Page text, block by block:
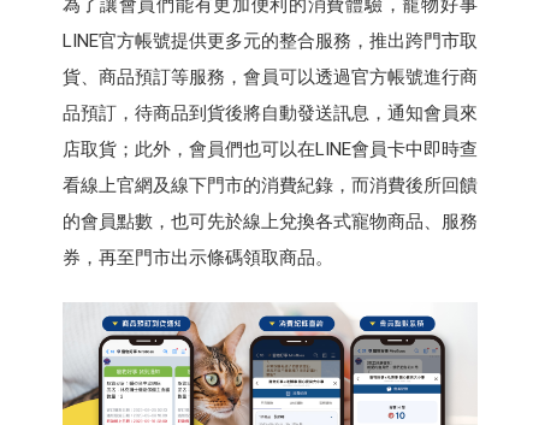
為了讓會員們能有更加便利的消費體驗，寵物好事
LINE官方帳號提供更多元的整合服務，推出跨門市取
貨、商品預訂等服務，會員可以透過官方帳號進行商
品預訂，待商品到貨後將自動發送訊息，通知會員來
店取貨；此外，會員們也可以在LINE會員卡中即時查
看線上官網及線下門市的消費紀錄，而消費後所回饋
的會員點數，也可先於線上兌換各式寵物商品、服務
券，再至門市出示條碼領取商品。